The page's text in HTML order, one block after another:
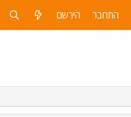
התחבר הירשם